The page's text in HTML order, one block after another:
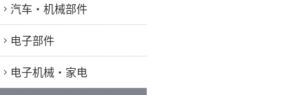
汽车・机械部件
电子部件
电子机械・家电